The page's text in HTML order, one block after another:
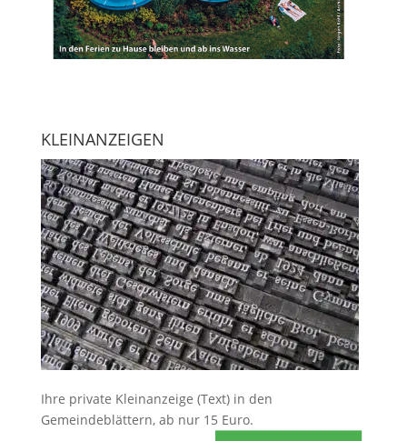
KLEINANZEIGEN
Ihre private Kleinanzeige (Text) in den
Gemeindeblättern, ab nur 15 Euro.